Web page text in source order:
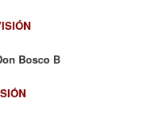
Bosco B